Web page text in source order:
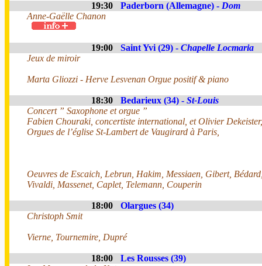
19:30 Paderborn (Allemagne) - Dom
Anne-Gaëlle Chanon
19:00 Saint Yvi (29) - Chapelle Locmaria
Jeux de miroir
Marta Gliozzi - Herve Lesvenan Orgue positif & piano
18:30 Bedarieux (34) - St-Louis
Concert ” Saxophone et orgue ”
Fabien Chouraki, concertiste international, et Olivier
Orgues de l’église St-Lambert de Vaugirard à Paris,
Oeuvres de Escaich, Lebrun, Hakim, Messiaen, Gibert,
Vivaldi, Massenet, Caplet, Telemann, Couperin
18:00
Olargues (34)
Christoph Smit
Vierne, Tournemire, Dupré
18:00
Les Rousses (39)